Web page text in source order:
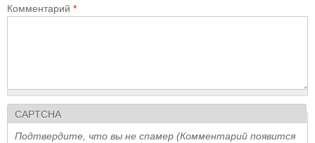
Комментарий *
CAPTCHA
Подтвердите, что вы не спамер (Комментарий появится